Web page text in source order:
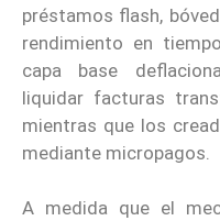
préstamos flash,
rendimiento en
capa base
liquidar facturas
mientras que los
mediante micropagos.
A medida que el